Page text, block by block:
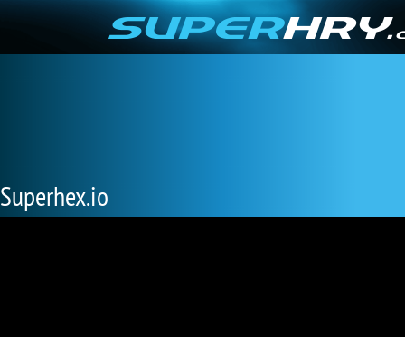
Superhex.io